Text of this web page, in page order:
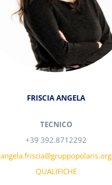
FRISCIA ANGELA
TECNICO
+39 392.8712292
angela.friscia@gruppopolaris.org
QUALIFICHE